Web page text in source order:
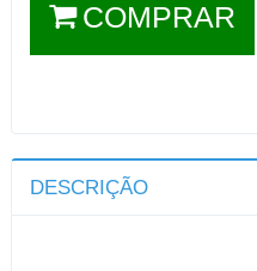
COMPRAR
DESCRIÇÃO